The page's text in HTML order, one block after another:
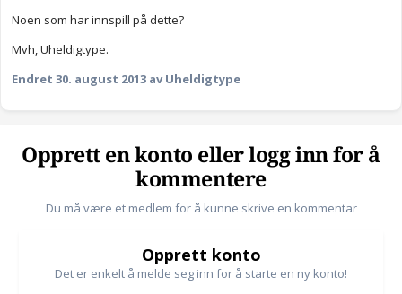
Noen som har innspill på dette?
Mvh, Uheldigtype.
Endret 30. august 2013 av Uheldigtype
Opprett en konto eller logg inn for å
kommentere
Du må være et medlem for å kunne skrive en kommentar
Opprett konto
Det er enkelt å melde seg inn for å starte en ny konto!